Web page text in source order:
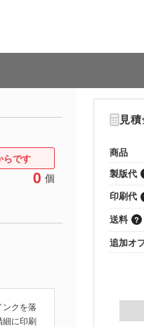
0 個
らです
ンクを落
細に印刷
見
商品
製版代
印刷代
送料
追加オ